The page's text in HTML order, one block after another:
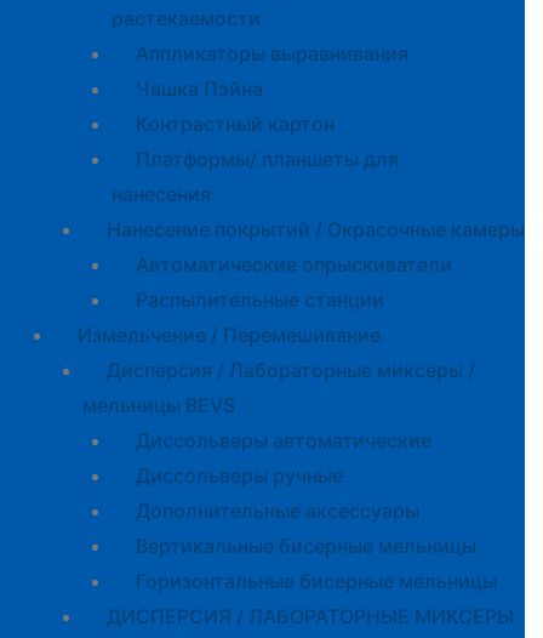
растекаемости
Аппликаторы выравнивания
Чашка Пэйна
Контрастный картон
Платформы/ планшеты для
нанесения
Нанесение покрытий / Окрасочные камеры
Автоматические опрыскиватели
Распылительные станции
Измельчение / Перемешивание
Дисперсия / Лабораторные миксеры /
мельницы BEVS
Диссольверы автоматические
Диссольверы ручные
Дополнительные аксессуары
Вертикальные бисерные мельницы
Горизонтальные бисерные мельницы
ДИСПЕРСИЯ / ЛАБОРАТОРНЫЕ МИКСЕРЫ